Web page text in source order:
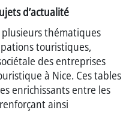
d’actualité
plusieurs thématiques
touristiques,
des entreprises
à Nice. Ces tables
enrichissants entre les
ainsi